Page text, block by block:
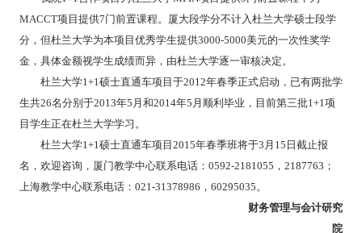
MACCT项目提供7门前置课程。厦大段学分不计入杜兰大学硕士段学
分，但杜兰大学为本项目优秀学生提供3000-5000美元的一次性奖学
金，具体金额视学生成绩而异，由杜兰大学逐一审核决定。
杜兰大学1+1硕士直通车项目于2012年春季正式启动，已有两批学
生共26名分别于2013年5 月和2014年5 月顺利毕业，目前第三批1+1项
目学生正在杜兰大学学习。
杜兰大学1+1硕士直通车项目 2015年春季班将于3 月 15 日截止报
名，欢迎咨询，厦门教学中心联系电话： 0592-2181055 ， 2187763 ；
上海教学中心联系电话： 021-31378986 ， 60295035。
财务管理与会计研究
院